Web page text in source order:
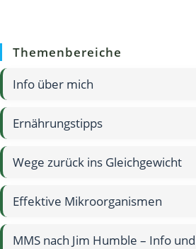
Themenbereiche
Info über mich
Ernährungstipps
Wege zurück ins Gleichgewicht
Effektive Mikroorganismen
MMS nach Jim Humble – Info